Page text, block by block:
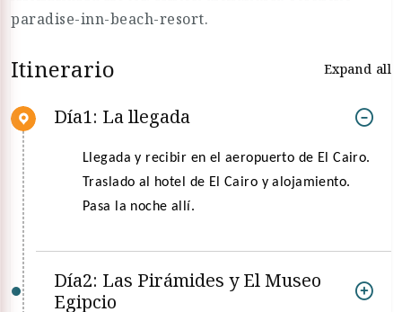
paradise-inn-beach-resort.
Itinerario Expand all
Día1: La llegada
Llegada y recibir en el aeropuerto de El Cairo.
Traslado al hotel de El Cairo y alojamiento.
Pasa la noche allí.
Día2: Las Pirámides y El Museo
Egipcio